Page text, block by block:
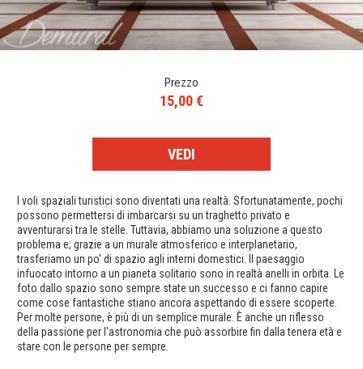
Prezzo
15,00 €
VEDI
I voli spaziali turistici sono diventati una realtà. Sfortunatamente, pochi
possono permettersi di imbarcarsi su un traghetto privato e
avventurarsi tra le stelle. Tuttavia, abbiamo una soluzione a questo
problema e, grazie a un murale atmosferico e interplanetario,
trasferiamo un po' di spazio agli interni domestici. Il paesaggio
infuocato intorno a un pianeta solitario sono in realtà anelli in orbita. Le
foto dallo spazio sono sempre state un successo e ci fanno capire
come cose fantastiche stiano ancora aspettando di essere scoperte.
Per molte persone, è più di un semplice murale. È anche un riflesso
della passione per l'astronomia che può assorbire fin dalla tenera età e
stare con le persone per sempre.